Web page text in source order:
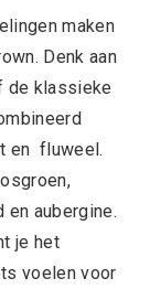
maken
Denk aan
de klassieke
en fluweel.
en aubergine.
je het
voelen voor